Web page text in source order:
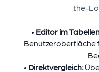
the-
• Editor im
Benutzeroberfläche
• Direktvergleich: